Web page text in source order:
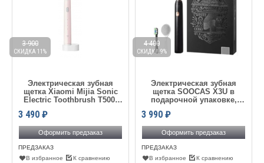
Электрическая зубная
щетка Xiaomi Mijia Sonic
Electric Toothbrush T500,
3 490 ₽
3 900
СКИДКА 11%
Оформить предзаказ
ПРЕДЗАКАЗ
В избранное
К сравнению
Электрическая зубная
щетка SOOCAS X3U в
подарочной упаковке,
3 990 ₽
4 400
СКИДКА 9%
Оформить предзаказ
ПРЕДЗАКАЗ
В избранное
К сравнению